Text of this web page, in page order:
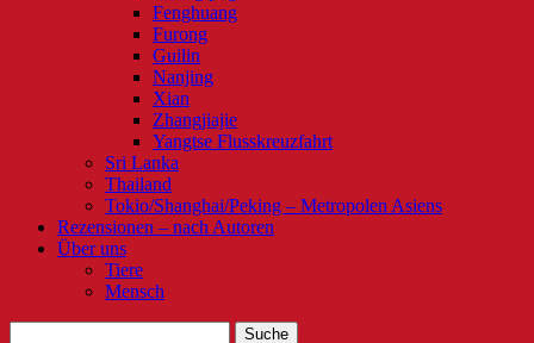
Fenghuang
Furong
Guilin
Nanjing
Xian
Zhangjiajie
Yangtse Flusskreuzfahrt
Sri Lanka
Thailand
Tokio/Shanghai/Peking – Metropolen Asiens
Rezensionen – nach Autoren
Über uns
Tiere
Mensch